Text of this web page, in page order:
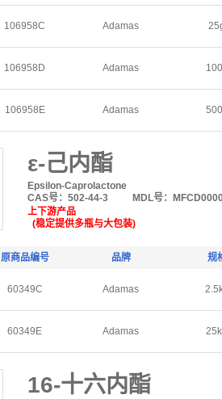
106958C Adamas
106958D Adamas
106958E Adamas
ε-己内酯
Epsilon-Caprolactone
CAS号：502-44-3
MDL号：
上下游产品
(稳定提供多瓶与大包装)
原商品编号 品牌 规
60349C Adamas
60349E Adamas
16-十六内酯